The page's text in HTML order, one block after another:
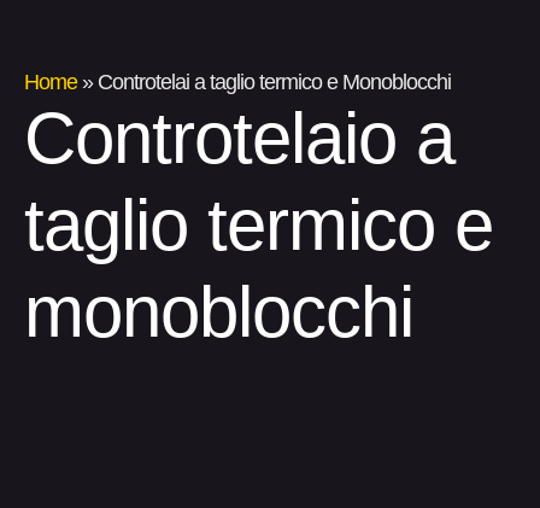
Home» Controtelai a taglio termico e Monoblocchi
Controtelaio a
taglio termico e
monoblocchi